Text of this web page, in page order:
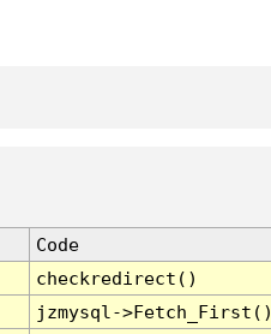
Code
checkredirect()
jzmysql-